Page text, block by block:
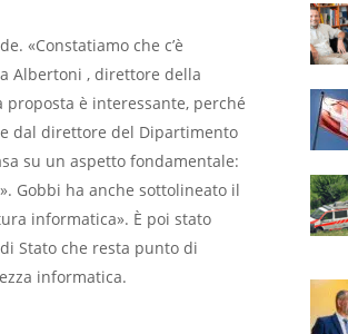
«Constatiamo che c’è
Albertoni , direttore della
proposta è interessante, perché
dal direttore del Dipartimento
su un aspetto fondamentale:
Gobbi ha anche sottolineato il
informatica». È poi stato
Stato che resta punto di
informatica.